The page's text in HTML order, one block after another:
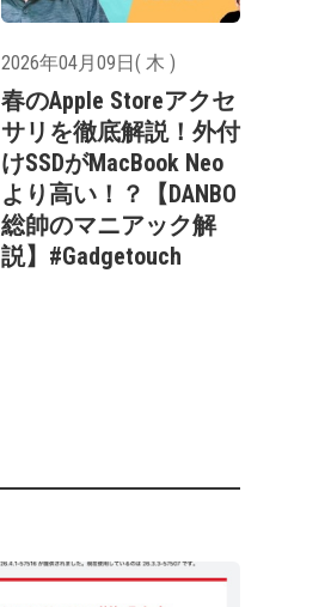
2026年04月09日( 木 )
春のApple Storeアクセ
サリを徹底解説！外付
けSSDがMacBook Neo
より高い！？【DANBO
総帥のマニアック解
説】#Gadgetouch